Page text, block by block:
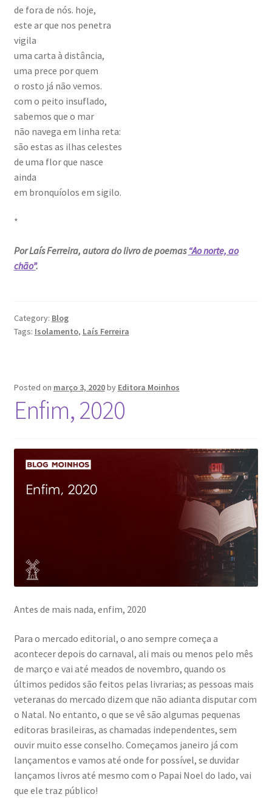
de fora de nós. hoje,
este ar que nos penetra
vigila
uma carta à distância,
uma prece por quem
o rosto já não vemos.
com o peito insuflado,
sabemos que o mar
não navega em linha reta:
são estas as ilhas celestes
de uma flor que nasce
ainda
em bronquíolos em sigilo.
*
Por Laís Ferreira, autora do livro de poemas“Ao norte, ao
chão”.
Category: Blog
Tags: Isolamento, Laís Ferreira
Posted on março 3, 2020by Editora Moinhos
Enfim, 2020
Antes de mais nada, enfim, 2020
Para o mercado editorial, o ano sempre começa a
acontecer depois do carnaval, ali mais ou menos pelo mês
de março e vai até meados de novembro, quando os
últimos pedidos são feitos pelas livrarias; as pessoas mais
veteranas do mercado dizem que não adianta disputar com
o Natal. No entanto, o que se vê são algumas pequenas
editoras brasileiras, as chamadas independentes, sem
ouvir muito esse conselho. Começamos janeiro já com
lançamentos e vamos até onde for possível, se duvidar
lançamos livros até mesmo com o Papai Noel do lado, vai
que ele traz público!